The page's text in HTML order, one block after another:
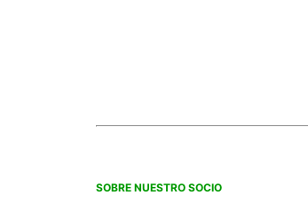
SOBRE NUESTRO SOCIO